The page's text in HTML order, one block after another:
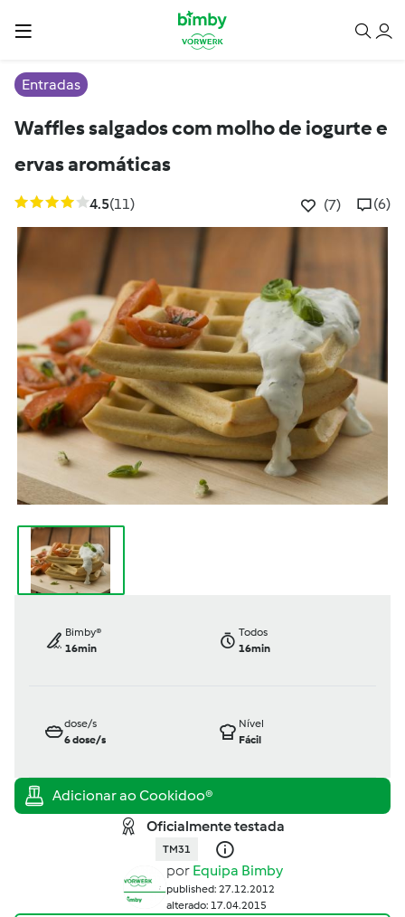
Entradas
Waffles salgados com molho de iogurte e
ervas aromáticas
4.5(11) (7) (6)
Bimby®
16min
Todos
16min
dose/s
6dose/s
Nível
Fácil
Oficialmente testada
TM31
por Equipa Bimby
published: 27.12.2012
alterado: 17.04.2015